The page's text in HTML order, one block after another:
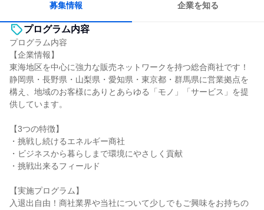
募集情報 企業を知る
プログラム内容
プログラム内容
【企業情報】
東海地区を中心に強力な販売ネットワークを持つ総合商社です！
静岡県・長野県・山梨県・愛知県・東京都・群馬県に営業拠点を
構え、地域のお客様にありとあらゆる「モノ」「サービス」を提
供しています。
【3つの特徴】
・挑戦し続けるエネルギー商社
・ビジネスから暮らしまで環境にやさしく貢献
・挑戦出来るフィールド
【実施プログラム】
入退出自由！商社業界や当社について少しでもご興味をお持ちの